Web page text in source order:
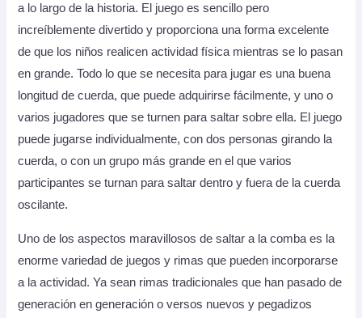
a lo largo de la historia. El juego es sencillo pero
increíblemente divertido y proporciona una forma excelente
de que los niños realicen actividad física mientras se lo pasan
en grande. Todo lo que se necesita para jugar es una buena
longitud de cuerda, que puede adquirirse fácilmente, y uno o
varios jugadores que se turnen para saltar sobre ella. El juego
puede jugarse individualmente, con dos personas girando la
cuerda, o con un grupo más grande en el que varios
participantes se turnan para saltar dentro y fuera de la cuerda
oscilante.
Uno de los aspectos maravillosos de saltar a la comba es la
enorme variedad de juegos y rimas que pueden incorporarse
a la actividad. Ya sean rimas tradicionales que han pasado de
generación en generación o versos nuevos y pegadizos